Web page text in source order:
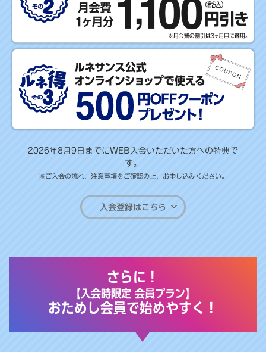
2026年8月9日までにWEB入会いただいた方への特典で
す。
※ご入会の流れ、注意事項をご確認の上、お申し込みください。
入会登録はこちら
さらに！
【入会時限定 会員プラン】
おためし会員で始めやすく！